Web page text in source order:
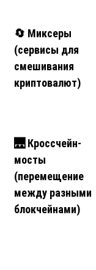
🔄 Миксеры
(сервисы для
смешивания
криптовалют)
🌉 Кроссчейн-
мосты
(перемещение
между разными
блокчейнами)